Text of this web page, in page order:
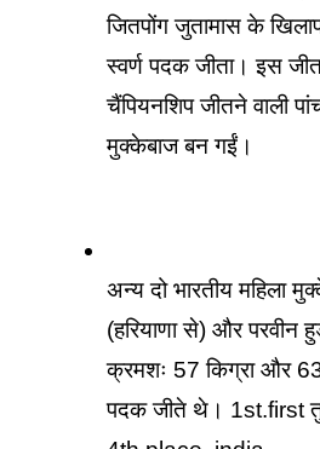
जितपोंग जुतामास के
स्वर्ण पदक जीता। इस
चैंपियनशिप जीतने वाली
मुक्केबाज बन गईं।
अन्य दो भारतीय महिला
(हरियाणा से) और परवीन
क्रमशः 57 किग्रा और 63
पदक जीते थे। 1st.first